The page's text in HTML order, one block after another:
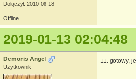
Dołączył: 2010-08-18
Offline
2019-01-13 02:04:48
Demonis Angel
Użytkownik
11. gotowy,